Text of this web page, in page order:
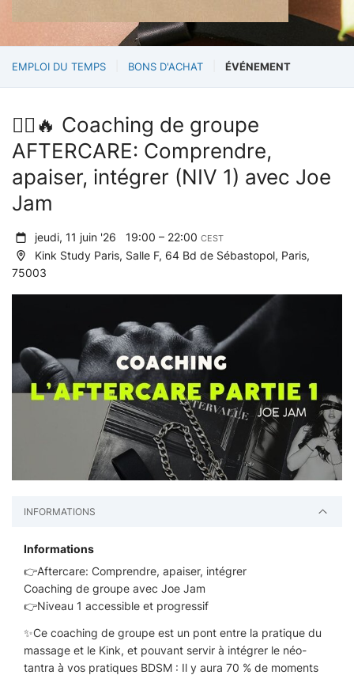
EMPLOI DU TEMPS BONS D'ACHAT ÉVÉNEMENT
🧘‍♀️🔥 Coaching de groupe
AFTERCARE: Comprendre,
apaiser, intégrer (NIV 1) avec Joe
Jam
jeudi, 11 juin '26 19:00 – 22:00CEST
Kink Study Paris, Salle F, 64 Bd de Sébastopol, Paris,
75003
INFORMATIONS
Informations
👉Aftercare: Comprendre, apaiser, intégrer
Coaching de groupe avec Joe Jam
👉Niveau 1 accessible et progressif
✨Ce coaching de groupe est un pont entre la pratique du
massage et le Kink, et pouvant servir à intégrer le néo-
tantra à vos pratiques BDSM : Il y aura 70 % de moments